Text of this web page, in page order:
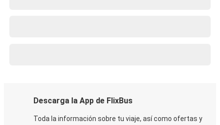
Descarga la App de FlixBus
Toda la información sobre tu viaje, así como ofertas y